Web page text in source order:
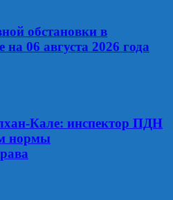
обстановки в
06 августа 2026 года
Кале: инспектор ПДН
нормы